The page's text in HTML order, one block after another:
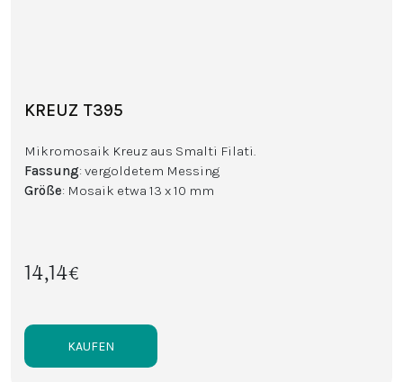
KREUZ T395
Mikromosaik Kreuz aus Smalti Filati.
Fassung: vergoldetem Messing
Größe: Mosaik etwa 13 x 10 mm
14,14€
KAUFEN